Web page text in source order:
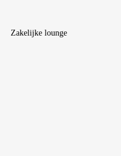
Zakelijke lounge